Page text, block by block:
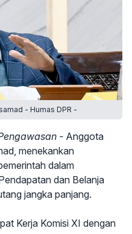
- Humas DPR -
- Anggota
menekankan
dalam
dan Belanja
jangka panjang.
Kerja Komisi XI dengan